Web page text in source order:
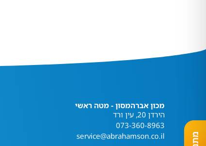
מכון אברהמסון - מטה ראשי
הירדן 20, עין ורד
073-360-8963
service@abrahamson.co.il